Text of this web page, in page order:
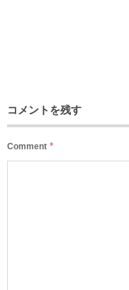
コメントを残す
Comment *